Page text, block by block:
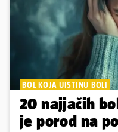
BOL KOJA UISTINU BOLI
20 najjačih
je porod na